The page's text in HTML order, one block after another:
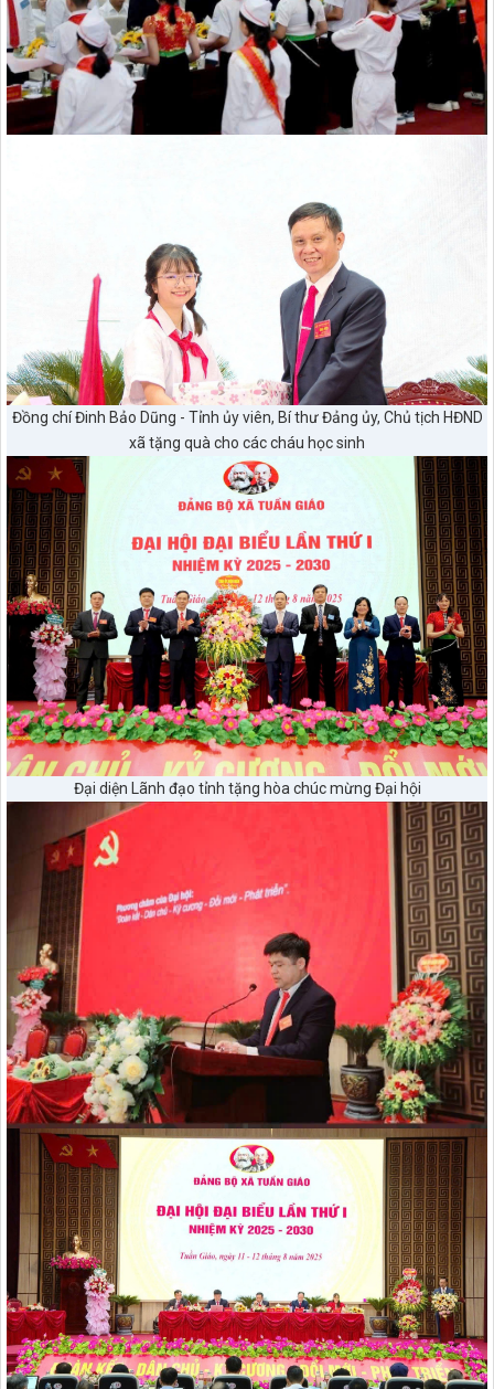
Đồng chí Đinh Bảo Dũng - Tỉnh ủy viên, Bí thư Đảng ủy, Chủ tịch HĐND
xã tặng quà cho các cháu học sinh
Đại diện Lãnh đạo tỉnh tặng hòa chúc mừng Đại hội